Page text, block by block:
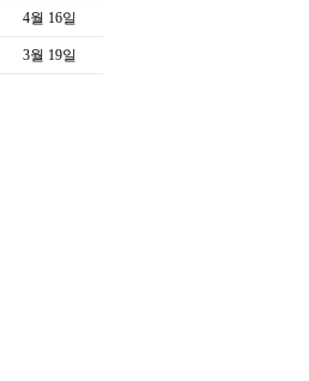
4월 16일
3월 19일